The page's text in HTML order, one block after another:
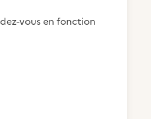
vous en fonction